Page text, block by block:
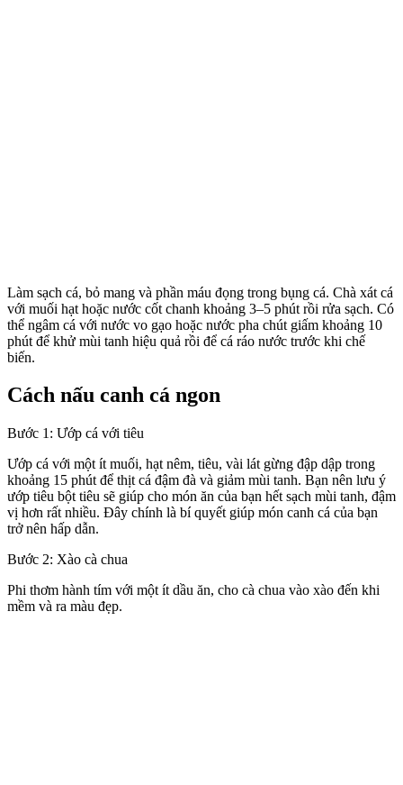
Làm sạch cá, bỏ mang và phần máu đọng trong bụng cá. Chà xát cá
với muối hạt hoặc nước cốt chanh khoảng 3–5 phút rồi rửa sạch. Có
thể ngâm cá với nước vo gạo hoặc nước pha chút giấm khoảng 10
phút để khử mùi tanh hiệu quả rồi để cá ráo nước trước khi chế
biến.
Cách nấu canh cá ngon
Bước 1: Ướp cá với tiêu
Ướp cá với một ít muối, hạt nêm, tiêu, vài lát gừng đập dập trong
khoảng 15 phút để thịt cá đậm đà và giảm mùi tanh. Bạn nên lưu ý
ướp tiêu bột tiêu sẽ giúp cho món ăn của bạn hết sạch mùi tanh, đậm
vị hơn rất nhiều. Đây chính là bí quyết giúp món canh cá của bạn
trở nên hấp dẫn.
Bước 2: Xào cà chua
Phi thơm hành tím với một ít dầu ăn, cho cà chua vào xào đến khi
mềm và ra màu đẹp.